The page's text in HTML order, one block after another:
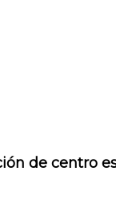
de centro